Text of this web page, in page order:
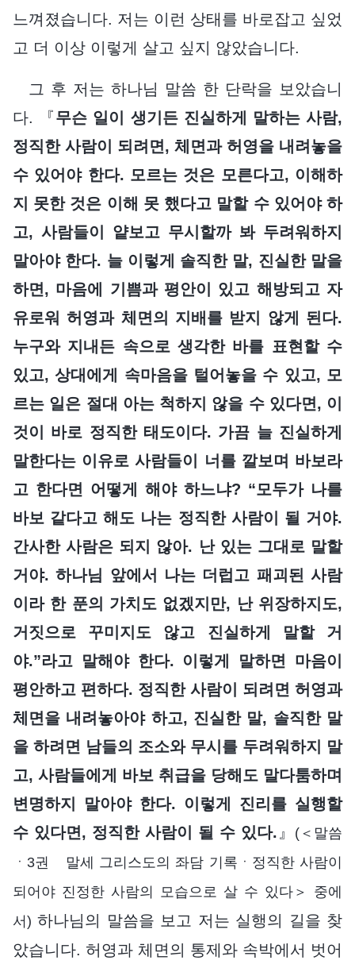
느껴졌습니다. 저는 이런 상태를 바로잡고 싶었
고 더 이상 이렇게 살고 싶지 않았습니다.
그 후 저는 하나님 말씀 한 단락을 보았습니
다. 『무슨 일이 생기든 진실하게 말하는 사람,
정직한 사람이 되려면, 체면과 허영을 내려놓을
수 있어야 한다. 모르는 것은 모른다고, 이해하
지 못한 것은 이해 못 했다고 말할 수 있어야 하
고, 사람들이 얕보고 무시할까 봐 두려워하지
말아야 한다. 늘 이렇게 솔직한 말, 진실한 말을
하면, 마음에 기쁨과 평안이 있고 해방되고 자
유로워 허영과 체면의 지배를 받지 않게 된다.
누구와 지내든 속으로 생각한 바를 표현할 수
있고, 상대에게 속마음을 털어놓을 수 있고, 모
르는 일은 절대 아는 척하지 않을 수 있다면, 이
것이 바로 정직한 태도이다. 가끔 늘 진실하게
말한다는 이유로 사람들이 너를 깔보며 바보라
고 한다면 어떻게 해야 하느냐? “모두가 나를
바보 같다고 해도 나는 정직한 사람이 될 거야.
간사한 사람은 되지 않아. 난 있는 그대로 말할
거야. 하나님 앞에서 나는 더럽고 패괴된 사람
이라 한 푼의 가치도 없겠지만, 난 위장하지도,
거짓으로 꾸미지도 않고 진실하게 말할 거
야.”라고 말해야 한다. 이렇게 말하면 마음이
평안하고 편하다. 정직한 사람이 되려면 허영과
체면을 내려놓아야 하고, 진실한 말, 솔직한 말
을 하려면 남들의 조소와 무시를 두려워하지 말
고, 사람들에게 바보 취급을 당해도 말다툼하며
변명하지 말아야 한다. 이렇게 진리를 실행할
수 있다면, 정직한 사람이 될 수 있다. 』 (＜말씀
ㆍ3권 말세 그리스도의 좌담 기록ㆍ정직한 사람이
되어야 진정한 사람의 모습으로 살 수 있다＞ 중에
서) 하나님의 말씀을 보고 저는 실행의 길을 찾
았습니다. 허영과 체면의 통제와 속박에서 벗어